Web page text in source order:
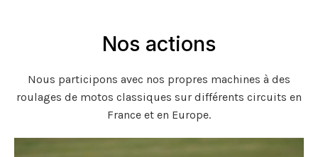
Nos actions
Nous participons avec nos propres machines à des
roulages de motos classiques sur différents circuits en
France et en Europe.